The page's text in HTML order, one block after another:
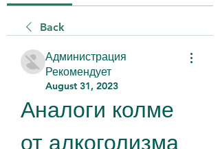
Back
Администрация
Рекомендует
August 31, 2023
Аналоги колме
от алкоголизма